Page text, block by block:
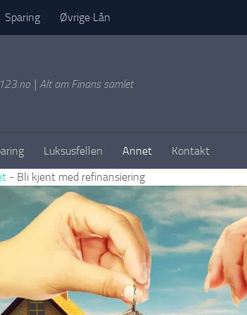
Sparing Øvrige Lån
| Alt om Finans samlet
Luksusfellen Annet
Kontakt
- Bli kjent med refinansiering